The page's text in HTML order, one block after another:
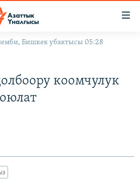
Бишкек убактысы 05:28
коомчулук